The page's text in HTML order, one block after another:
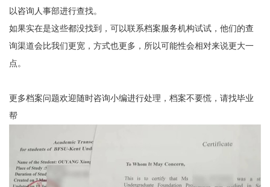
以咨询人事部进行查找。
如果实在是这些都没找到，可以联系档案服务机构试试，他们的查
询渠道会比我们更宽，方式也更多，所以可能性会相对来说更大一
点。
更多档案问题欢迎随时咨询小编进行处理，档案不要慌，请找毕业
帮